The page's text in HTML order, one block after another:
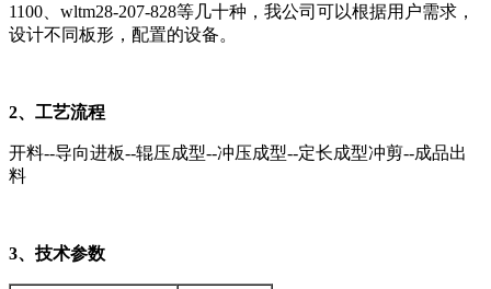
1100、wltm28-207-828等几十种，我公司可以根据用户需求，
设计不同板形，配置的设备。
2、工艺流程
开料--导向进板--辊压成型--冲压成型--定长成型冲剪--成品出
料
3、技术参数